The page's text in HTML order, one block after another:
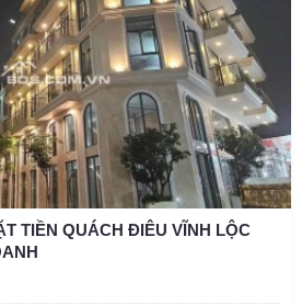
TIỀN QUÁCH ĐIÊU VĨNH LỘC